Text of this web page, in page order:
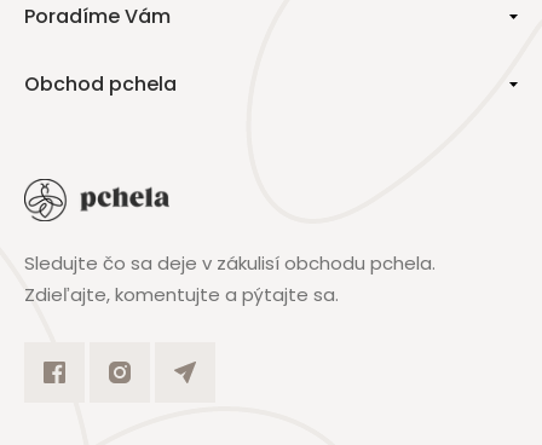
Sledujte čo sa deje v zákulisí obchodu pchela.
Zdieľajte, komentujte a pýtajte sa.
Poradíme Vám
Obchod pchela